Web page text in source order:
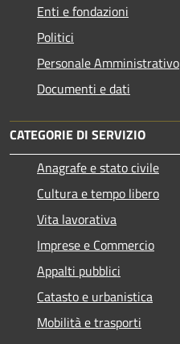
Enti e fondazioni
Politici
Personale Amministrativo
Documenti e dati
CATEGORIE DI SERVIZIO
Anagrafe e stato civile
Cultura e tempo libero
Vita lavorativa
Imprese e Commercio
Appalti pubblici
Catasto e urbanistica
Mobilità e trasporti